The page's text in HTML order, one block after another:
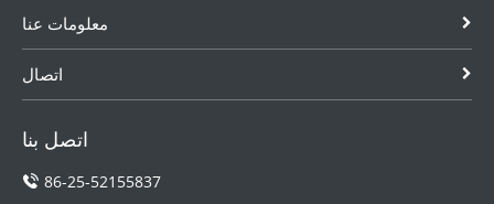
معلومات عنا
اتصال
اتصل بنا
86-25-52155837